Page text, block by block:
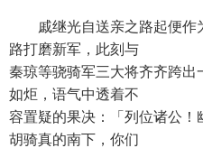
戚继光自送亲之路起便作
路打磨新军，此刻与
秦琼等骁骑军三大将齐齐跨
如炬，语气中透着不
容置疑的果决：「列位诸公
胡骑真的南下，你们